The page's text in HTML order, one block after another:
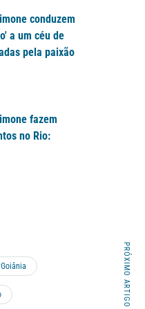
PRÓXIMO ARTIGO
conduzem
a um céu de
pela paixão
fazem
no Rio: